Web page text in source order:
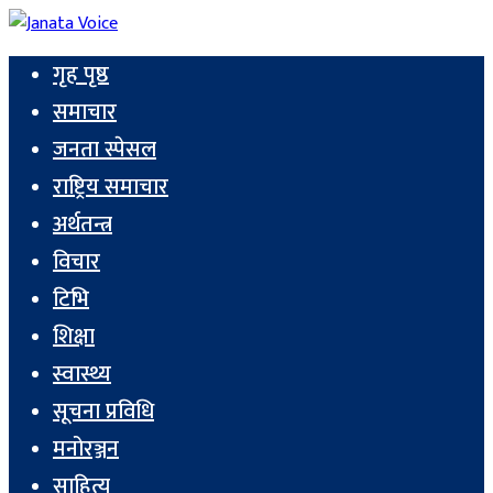
गृह पृष्ठ
समाचार
जनता स्पेसल
राष्ट्रिय समाचार
अर्थतन्त्र
विचार
टिभि
शिक्षा
स्वास्थ्य
सूचना प्रविधि
मनोरञ्जन